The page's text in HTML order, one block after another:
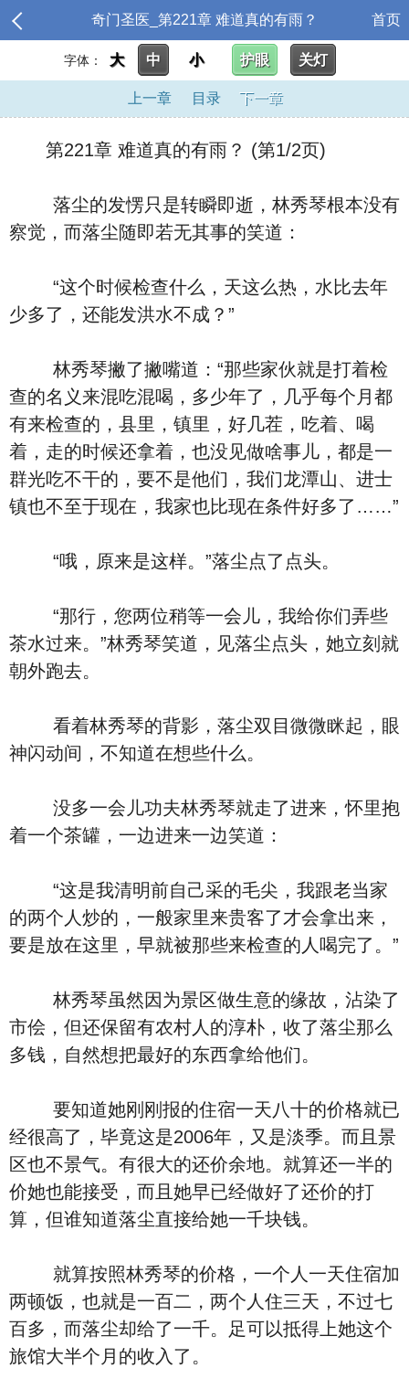
奇门圣医_第221章 难道真的有雨？ 首页
字体： 大 中 小 护眼 关灯
上一章 目录 下一章
第221章 难道真的有雨？ (第1/2页)
落尘的发愣只是转瞬即逝，林秀琴根本没有
察觉，而落尘随即若无其事的笑道：
“这个时候检查什么，天这么热，水比去年
少多了，还能发洪水不成？”
林秀琴撇了撇嘴道：“那些家伙就是打着检
查的名义来混吃混喝，多少年了，几乎每个月都
有来检查的，县里，镇里，好几茬，吃着、喝
着，走的时候还拿着，也没见做啥事儿，都是一
群光吃不干的，要不是他们，我们龙潭山、进士
镇也不至于现在，我家也比现在条件好多了……”
“哦，原来是这样。”落尘点了点头。
“那行，您两位稍等一会儿，我给你们弄些
茶水过来。”林秀琴笑道，见落尘点头，她立刻就
朝外跑去。
看着林秀琴的背影，落尘双目微微眯起，眼
神闪动间，不知道在想些什么。
没多一会儿功夫林秀琴就走了进来，怀里抱
着一个茶罐，一边进来一边笑道：
“这是我清明前自己采的毛尖，我跟老当家
的两个人炒的，一般家里来贵客了才会拿出来，
要是放在这里，早就被那些来检查的人喝完了。”
林秀琴虽然因为景区做生意的缘故，沾染了
市侩，但还保留有农村人的淳朴，收了落尘那么
多钱，自然想把最好的东西拿给他们。
要知道她刚刚报的住宿一天八十的价格就已
经很高了，毕竟这是2006年，又是淡季。而且景
区也不景气。有很大的还价余地。就算还一半的
价她也能接受，而且她早已经做好了还价的打
算，但谁知道落尘直接给她一千块钱。
就算按照林秀琴的价格，一个人一天住宿加
两顿饭，也就是一百二，两个人住三天，不过七
百多，而落尘却给了一千。足可以抵得上她这个
旅馆大半个月的收入了。